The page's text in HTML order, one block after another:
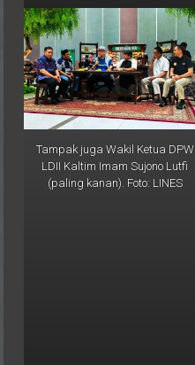
Tampak juga Wakil Ketua DPW
LDII Kaltim Imam Sujono Lutfi
(paling kanan). Foto: LINES